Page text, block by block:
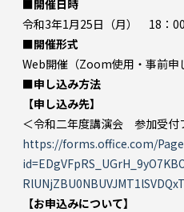
■開催日時
令和3年1月25日（月） 18：
■開催形式
Web開催（Zoom使用・事前申
■申し込み方法
【申し込み先】
＜令和二年度講演会 参加受
https://forms.office.com/
【お申込みについて】